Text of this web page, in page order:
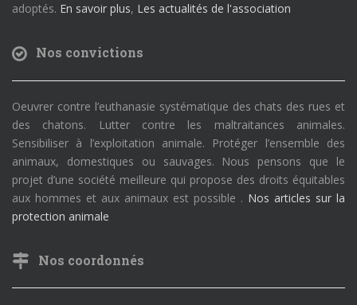
adoptés. En savoir plus, Les actualités de l'association
Nos convictions
Oeuvrer contre l’euthanasie systématique des chats des rues et
des chatons. Lutter contre les maltraitances animales.
Sensibiliser à l’exploitation animale. Protéger l’ensemble des
animaux, domestiques ou sauvages. Nous pensons que le
projet d’une société meilleure qui propose des droits équitables
aux hommes et aux animaux est possible . Nos articles sur la
protection animale
Nos coordonnés